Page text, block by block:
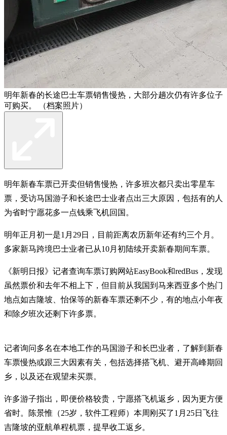
明年新春的长途巴士车票销售慢热，大部分趟次仍有许多位子
可购买。 （档案照片）
明年新春车票已开卖但销售慢热，许多班次都只卖出零星车
票，受访马国游子和长途巴士业者点出三大原因，包括有的人
为省时宁愿花多一点钱乘飞机回国。
明年正月初一是1月29日，目前距离农历新年还有约三个月。
多家新马跨境巴士业者已从10月初陆续开卖新春期间车票。
《新明日报》记者查询车票订购网站EasyBook和redBus，发现
虽然票价和去年不相上下，但目前从我国到马来西亚多个热门
地点如吉隆坡、怡保等的新春车票还剩不少，有的地点小年夜
和除夕班次还剩下许多票。
记者询问多名在本地工作的马国游子和长巴业者，了解到新春
车票慢热或跟三大因素有关，包括选择搭飞机、避开高峰期回
乡，以及还在观望未买票。
许多游子指出，即便价格较贵，宁愿搭飞机返乡，因为更方便
省时。陈景惟（25岁，软件工程师）本周刚买了1月25日飞往
吉隆坡的亚航单程机票，提早收工返乡。